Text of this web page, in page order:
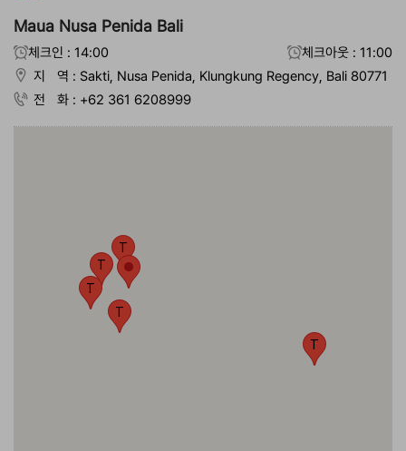
Maua Nusa Penida Bali
체크인 : 14:00
체크아웃 : 11:00
지 역 : Sakti, Nusa Penida, Klungkung Regency, Bali 80771
전 화 : +62 361 6208999
T
T
T
T
T